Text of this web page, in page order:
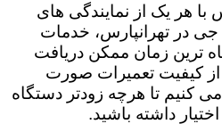
با هر یک از نمایندگی های
جی در تهرانپارس، خدمات
ترین زمان ممکن دریافت
کیفیت تعمیرات صورت
می کنیم تا هرچه زودتر دستگاه
داشته باشید.